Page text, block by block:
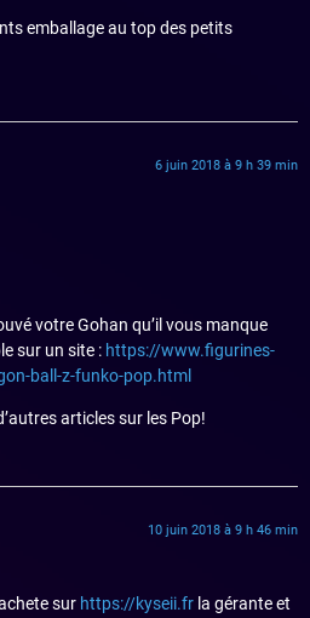
emballage au top des petits
6 juin 2018 à 9 h 39 min
votre Gohan qu’il vous manque
sur un site : https://www.figurines-
ball-z-funko-pop.html
articles sur les Pop!
10 juin 2018 à 9 h 46 min
sur https://kyseii.fr la gérante et